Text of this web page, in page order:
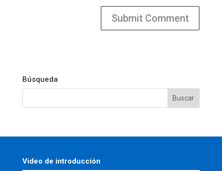
Búsqueda
Video de introducción